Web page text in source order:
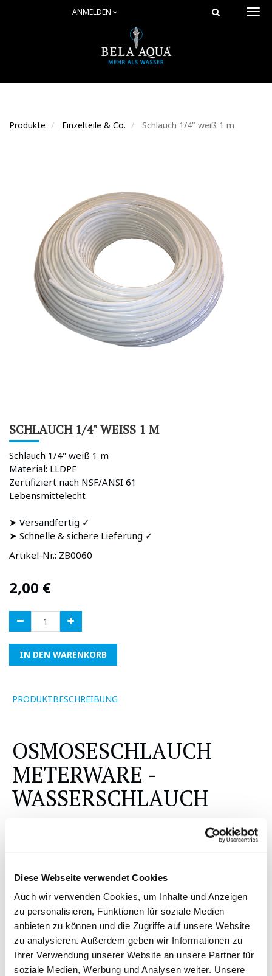
Diese Webseite verwendet Cookies
Auch wir verwenden Cookies, um Inhalte und Anzeigen
zu personalisieren, Funktionen für soziale Medien
anbieten zu können und die Zugriffe auf unsere Website
zu analysieren. Außerdem geben wir Informationen zu
Ihrer Verwendung unserer Website an unsere Partner für
soziale Medien, Werbung und Analysen weiter. Unsere
ANMELDEN
Produkte Einzelteile & Co. Schlauch 1/4" weiß 1 m
SCHLAUCH 1/4" WEISS 1 M
Schlauch 1/4" weiß 1 m
Material: LLDPE
Zertifiziert nach NSF/ANSI 61
Lebensmittelecht
➤ Versandfertig ✓
➤ Schnelle & sichere Lieferung ✓
Artikel-Nr.: ZB0060
2,00 €
IN DEN WARENKORB
PRODUKTBESCHREIBUNG
OSMOSESCHLAUCH
METERWARE -
WASSERSCHLAUCH
Hinweis zu diesem Artikel: Geben Sie Ihre gewünschte
Meteranzahl an. Indem Sie auf das "+" Symbol bei Menge
steht, somit erhalten Sie 5 Meter am Stück.
Ideal geeignet zum Anschluss vonOsmoseanlagen
wie der Bela Aqua Evolution.
Meterware Osmose Schlauch Umkehrosmose Kühlschrank
etc. Standard 1/4"